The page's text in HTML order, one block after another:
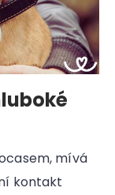
mívá
kontakt